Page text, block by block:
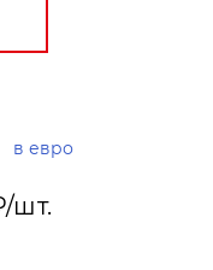
в евро
шт.